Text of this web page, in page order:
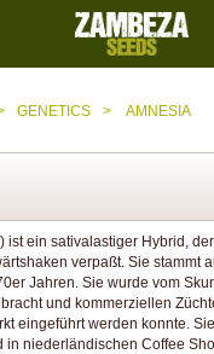
GENETICS > AMNESIA
ist ein sativalastiger Hybrid,
verpaßt. Sie stammt
Jahren. Sie wurde vom
und kommerziellen
eingeführt werden konnte.
in niederländischen Coffee